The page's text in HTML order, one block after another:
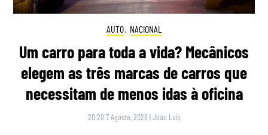
AUTO, NACIONAL
Um carro para toda a vida? Mecânicos
elegem as três marcas de carros que
necessitam de menos idas à oficina
20:20 7 Agosto, 2026 |João Luís